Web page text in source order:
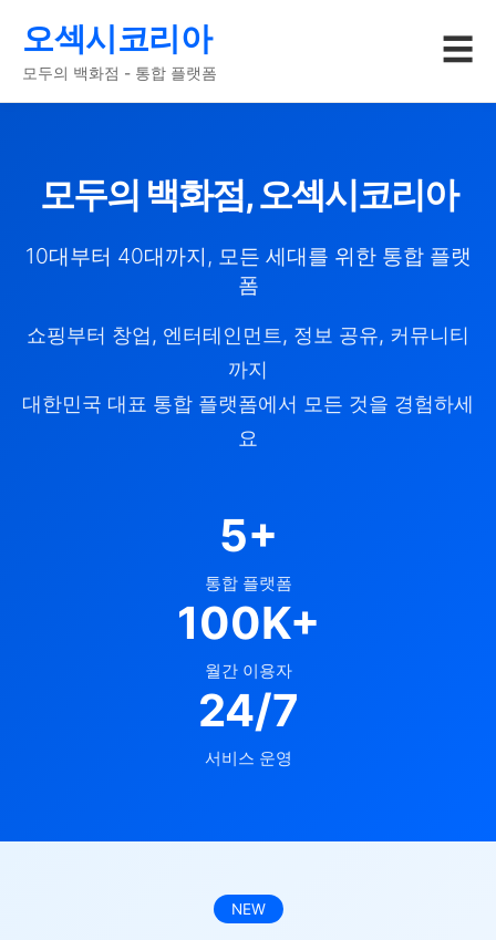
오섹시코리아
모두의 백화점 - 통합 플랫폼
☰
모두의 백화점, 오섹시코리아
10대부터 40대까지, 모든 세대를 위한 통합 플랫
폼
쇼핑부터 창업, 엔터테인먼트, 정보 공유, 커뮤니티
까지
대한민국 대표 통합 플랫폼에서 모든 것을 경험하세
요
5+
통합 플랫폼
100K+
월간 이용자
24/7
서비스 운영
NEW